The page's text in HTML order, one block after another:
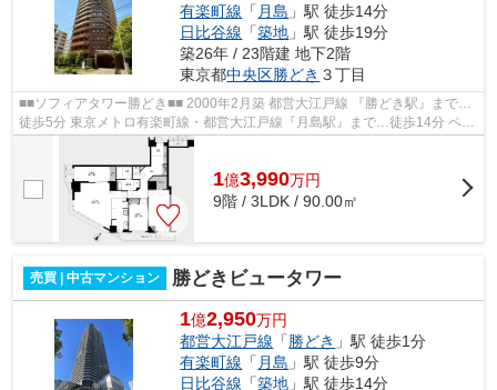
有楽町線 「 月島 」駅 徒歩14分
日比谷線 「築地 」駅 徒歩19分
築26年 / 23階建 地下2階
東京都中央区勝どき ３丁目
■■ソフィアタワー勝どき■■ 2000年2月築 都営大江戸線 『勝どき駅』まで…
徒歩5分 東京メトロ有楽町線・都営大江戸線『月島駅』まで…徒歩14分 ペッ
ト飼育／犬・猫1匹まで飼育可（細則...
1億3,990万円
9階 / 3LDK / 90.00㎡
売買 | 中古マンション 勝どきビュータワー
1億2,950万円
都営大江戸線 「勝どき 」駅 徒歩1分
有楽町線 「 月島 」駅 徒歩9分
日比谷線 「築地 」駅 徒歩14分